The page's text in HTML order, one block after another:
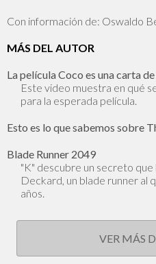
Con información de: Oswaldo
MÁS DEL AUTOR
La película Coco es una carta
Este video muestra en qué
para la esperada película.
Esto es lo que sabemos sobre
Blade Runner 2049
"K" descubre un secreto que
Deckard, un blade runner al
años.
VER MÁS